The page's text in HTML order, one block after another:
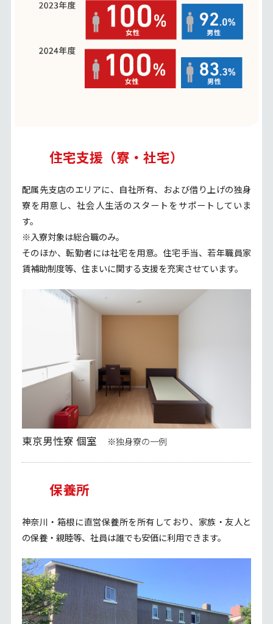
住宅支援（寮・社宅）
配属先支店のエリアに、自社所有、および借り上げの独身
寮を用意し、社会人生活のスタートをサポートしていま
す。
※入寮対象は総合職のみ。
そのほか、転勤者には社宅を用意。住宅手当、若年職員家
賃補助制度等、住まいに関する支援を充実させています。
東京男性寮 個室 ※独身寮の一例
保養所
神奈川・箱根に直営保養所を所有しており、家族・友人と
の保養・親睦等、社員は誰でも安価に利用できます。